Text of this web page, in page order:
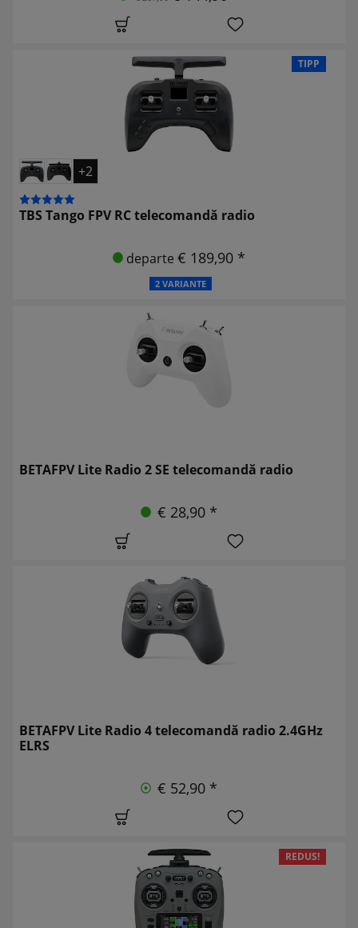
TIPP
+2
TBS Tango FPV RC telecomandă radio
departe€ 189,90 *
2 VARIANTE
BETAFPV Lite Radio 2 SE telecomandă radio
€ 28,90 *
BETAFPV Lite Radio 4 telecomandă radio 2.4GHz
ELRS
€ 52,90 *
REDUS!